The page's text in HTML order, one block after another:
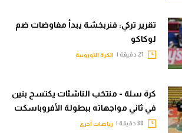
تقرير تركي: فنربخشة يبدأ مفاوضات ضم
لوكاكو
الكرة الأوروبية
كرة سلة - منتخب الناشئات يكتسح بنين
في ثاني مواجهاته ببطولة الأفروباسكت
رياضات أخرى